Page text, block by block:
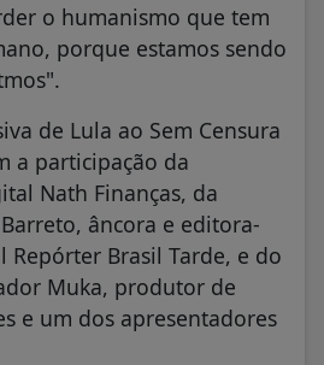
o humanismo que tem
porque estamos sendo
de Lula ao Sem Censura
a participação da
Nath Finanças, da
âncora e editora-
Repórter Brasil Tarde, e do
Muka, produtor de
e um dos apresentadores